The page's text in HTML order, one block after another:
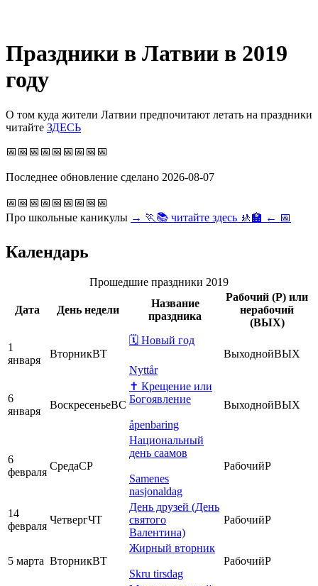
Праздники в Латвии в 2019
году
О том куда жители Латвии предпочитают летать на праздники
читайте ЗДЕСЬ
📅 📅📅📅📅📅📅📅📅
Последнее обновление сделано 2026-08-07
📅📅📅📅📅📅📅📅 📅
Про школьные каникулы → 🏃📚 читайте здесь 🚸🏫 ← 📅
Календарь
Прошедшие праздники 2019
Дата День недели
Название
праздника
Рабочий (P) или
нерабочий
(ВЫХ)
1
января
ВторникВТ
🗓 Новый год
Nyttår
ВыходнойВЫХ
6
января
ВоскресеньеВС
✝ Крещение или
Богоявление
åpenbaring
ВыходнойВЫХ
6
февраля
СредаСР
Национальный
день саамов
Samenes
nasjonaldag
РабочийР
14
февраля
ЧетвергЧТ
День друзей (День
святого
Валентина)
РабочийР
5 марта ВторникВТ
Жирный вторник
Skru tirsdag
РабочийР